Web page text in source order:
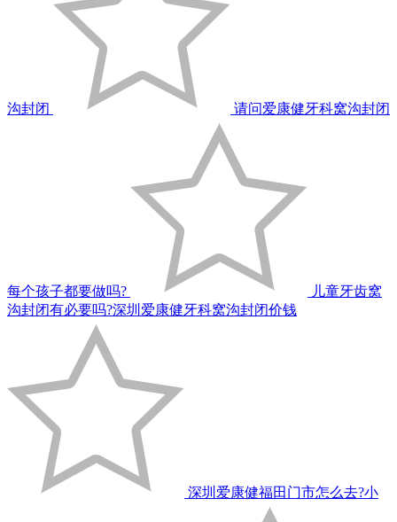
沟封闭 请问爱康健牙科窝沟封闭
每个孩子都要做吗?
儿童牙齿窝
沟封闭有必要吗?深圳爱康健牙科窝沟封闭价钱
深圳爱康健福田门市怎么去?小